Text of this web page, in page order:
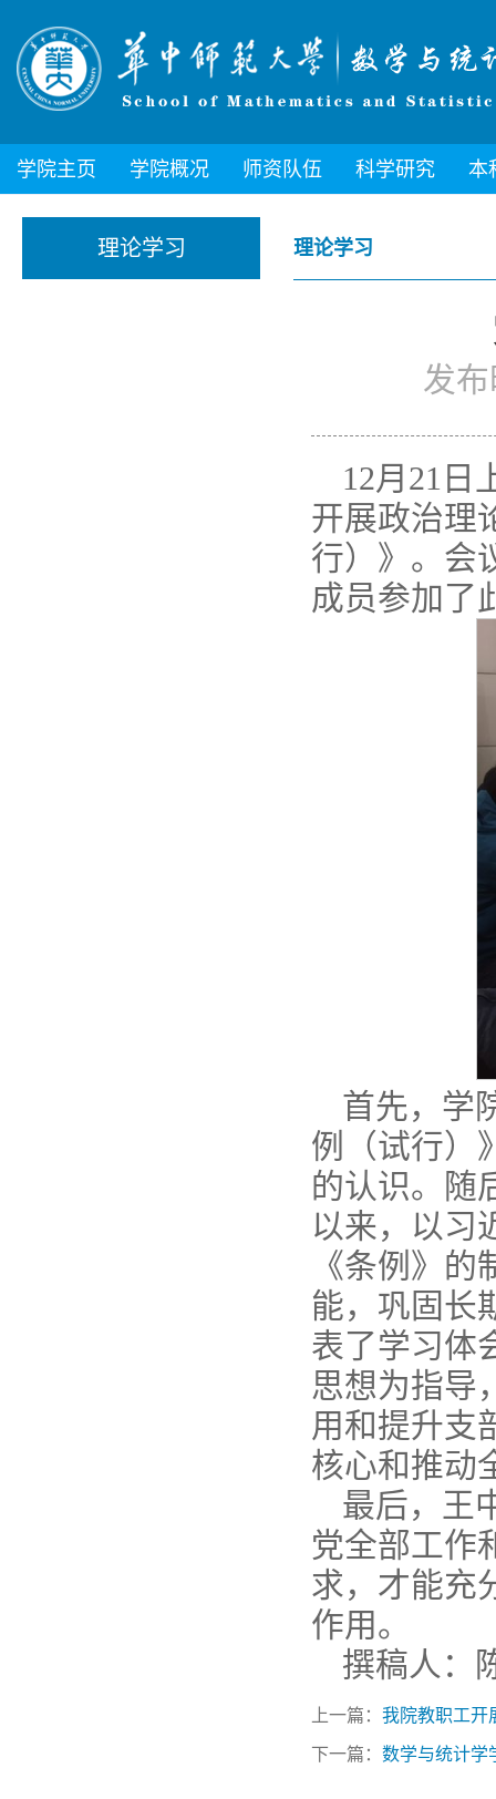
学院主页 学院概况 师资队伍 科学研究 本
理论学习 理论学习
发
12月21日
开展政治理
行）》。会
成员参加了
首先，学
例（试行）
的认识。随
以来，以习
《条例》
能，巩固长
表了学习体
思想为指导
用和提升支
核心和推动
最后，王
党全部工作
求，才能充
作用。
撰稿人：
上一篇： 我院教职工开
下一篇： 数学与统计学